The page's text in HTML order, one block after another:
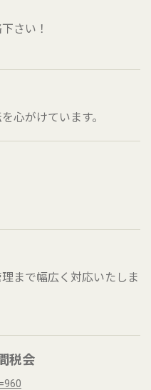
さい！
心がけています。
まで幅広く対応いたしま
税会